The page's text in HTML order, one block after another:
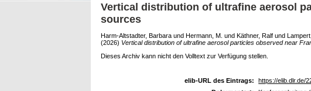
Vertical distribution of ultrafine aerosol
sources
Harm-Altstadter, Barbara und Hermann, M. und Käthner, Ralf und
(2026) Vertical distribution of ultrafine aerosol particles observed near
Dieses Archiv kann nicht den Volltext zur Verfügung stellen.
elib-URL des Eintrags:
https://elib.dlr.de/